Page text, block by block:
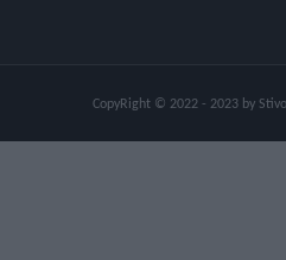
CopyRight © 2022 - 2023 by